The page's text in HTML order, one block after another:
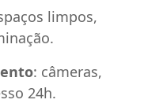
limpos,
: câmeras,
24h.